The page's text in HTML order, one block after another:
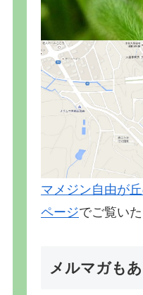
マメジン自由が
ページでご覧いた
メルマガも